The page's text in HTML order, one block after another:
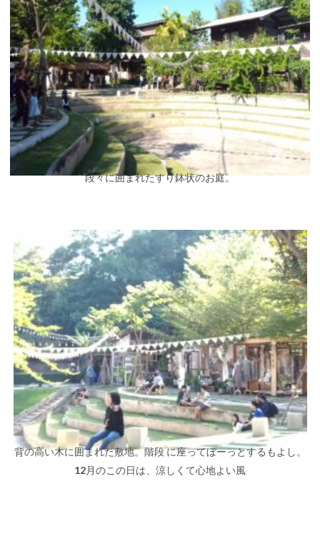
段々に囲まれたすり鉢状のお庭。
背の高い木に囲まれた敷地。階段 に座ってぼーっとするもよし。
12月のこの日は、涼しくて心地よい風